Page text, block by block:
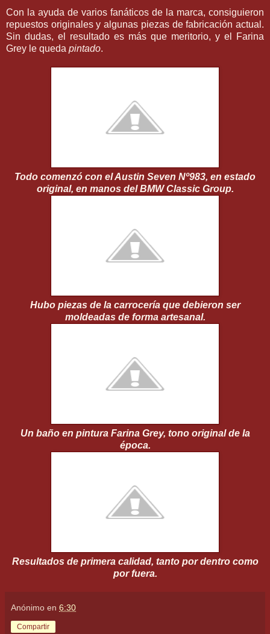
Con la ayuda de varios fanáticos de la marca, consiguieron
repuestos originales y algunas piezas de fabricación actual.
Sin dudas, el resultado es más que meritorio, y el Farina
Grey le queda pintado.
Todo comenzó con el Austin Seven Nº983, en estado
original, en manos del BMW Classic Group.
Hubo piezas de la carrocería que debieron ser
moldeadas de forma artesanal.
Un baño en pintura Farina Grey, tono original de la
época.
Resultados de primera calidad, tanto por dentro como
por fuera.
Anónimo en 6:30
Compartir